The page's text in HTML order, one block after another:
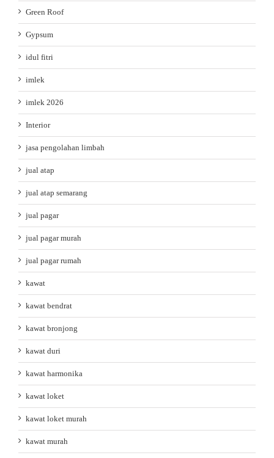
Green Roof
Gypsum
idul fitri
imlek
imlek 2026
Interior
jasa pengolahan limbah
jual atap
jual atap semarang
jual pagar
jual pagar murah
jual pagar rumah
kawat
kawat bendrat
kawat bronjong
kawat duri
kawat harmonika
kawat loket
kawat loket murah
kawat murah